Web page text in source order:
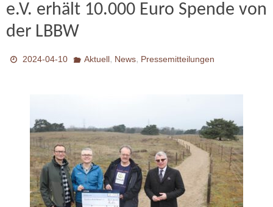
e.V. erhält 10.000 Euro Spende von
der LBBW
2024-04-10 Aktuell, News, Pressemitteilungen